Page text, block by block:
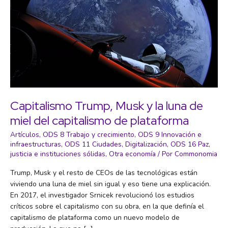
Capitalismo Trump, Musk y la luna de
miel del capitalismo de plataforma
Artículos, ODS 8 Trabajo y crecimiento, ODS 9 Innovación e
infraestructuras, ODS 11 Ciudades, Digitalización, ODS 16 Paz,
justicia e instituciones sólidas, Otra economía / Por Commonomia
Trump, Musk y el resto de CEOs de las tecnológicas están
viviendo una luna de miel sin igual y eso tiene una explicación.
En 2017, el investigador Srnicek revolucionó los estudios
críticos sobre el capitalismo con su obra, en la que definía el
capitalismo de plataforma como un nuevo modelo de